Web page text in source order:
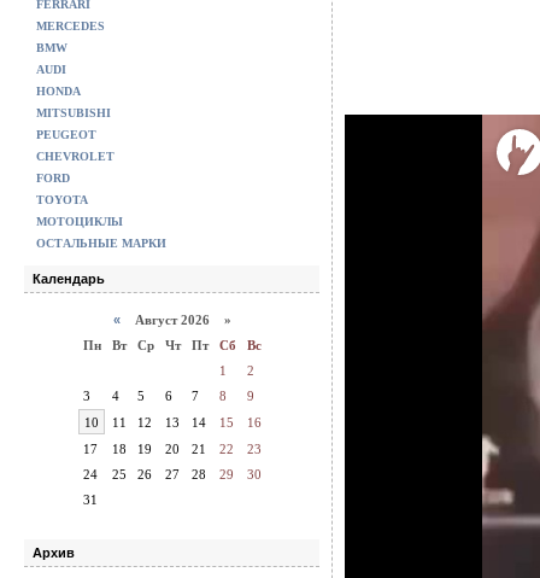
FERRARI
MERCEDES
BMW
AUDI
HONDA
MITSUBISHI
PEUGEOT
CHEVROLET
FORD
TOYOTA
МОТОЦИКЛЫ
ОСТАЛЬНЫЕ МАРКИ
Календарь
« Август 2026 »
Пн
Вт Ср Чт Пт Сб
Вс
1
2
3
4 5 6 7 8
9
10
11 12 13 14 15
16
17
18 19 20 21 22
23
24
25 26 27 28 29
30
31
Архив